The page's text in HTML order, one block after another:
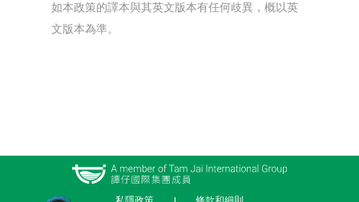
如本政策的譯本與其英文版本有任何歧異，概以英
文版本為準。